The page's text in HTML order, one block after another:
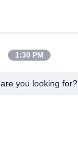
1:30 PM
you looking for?